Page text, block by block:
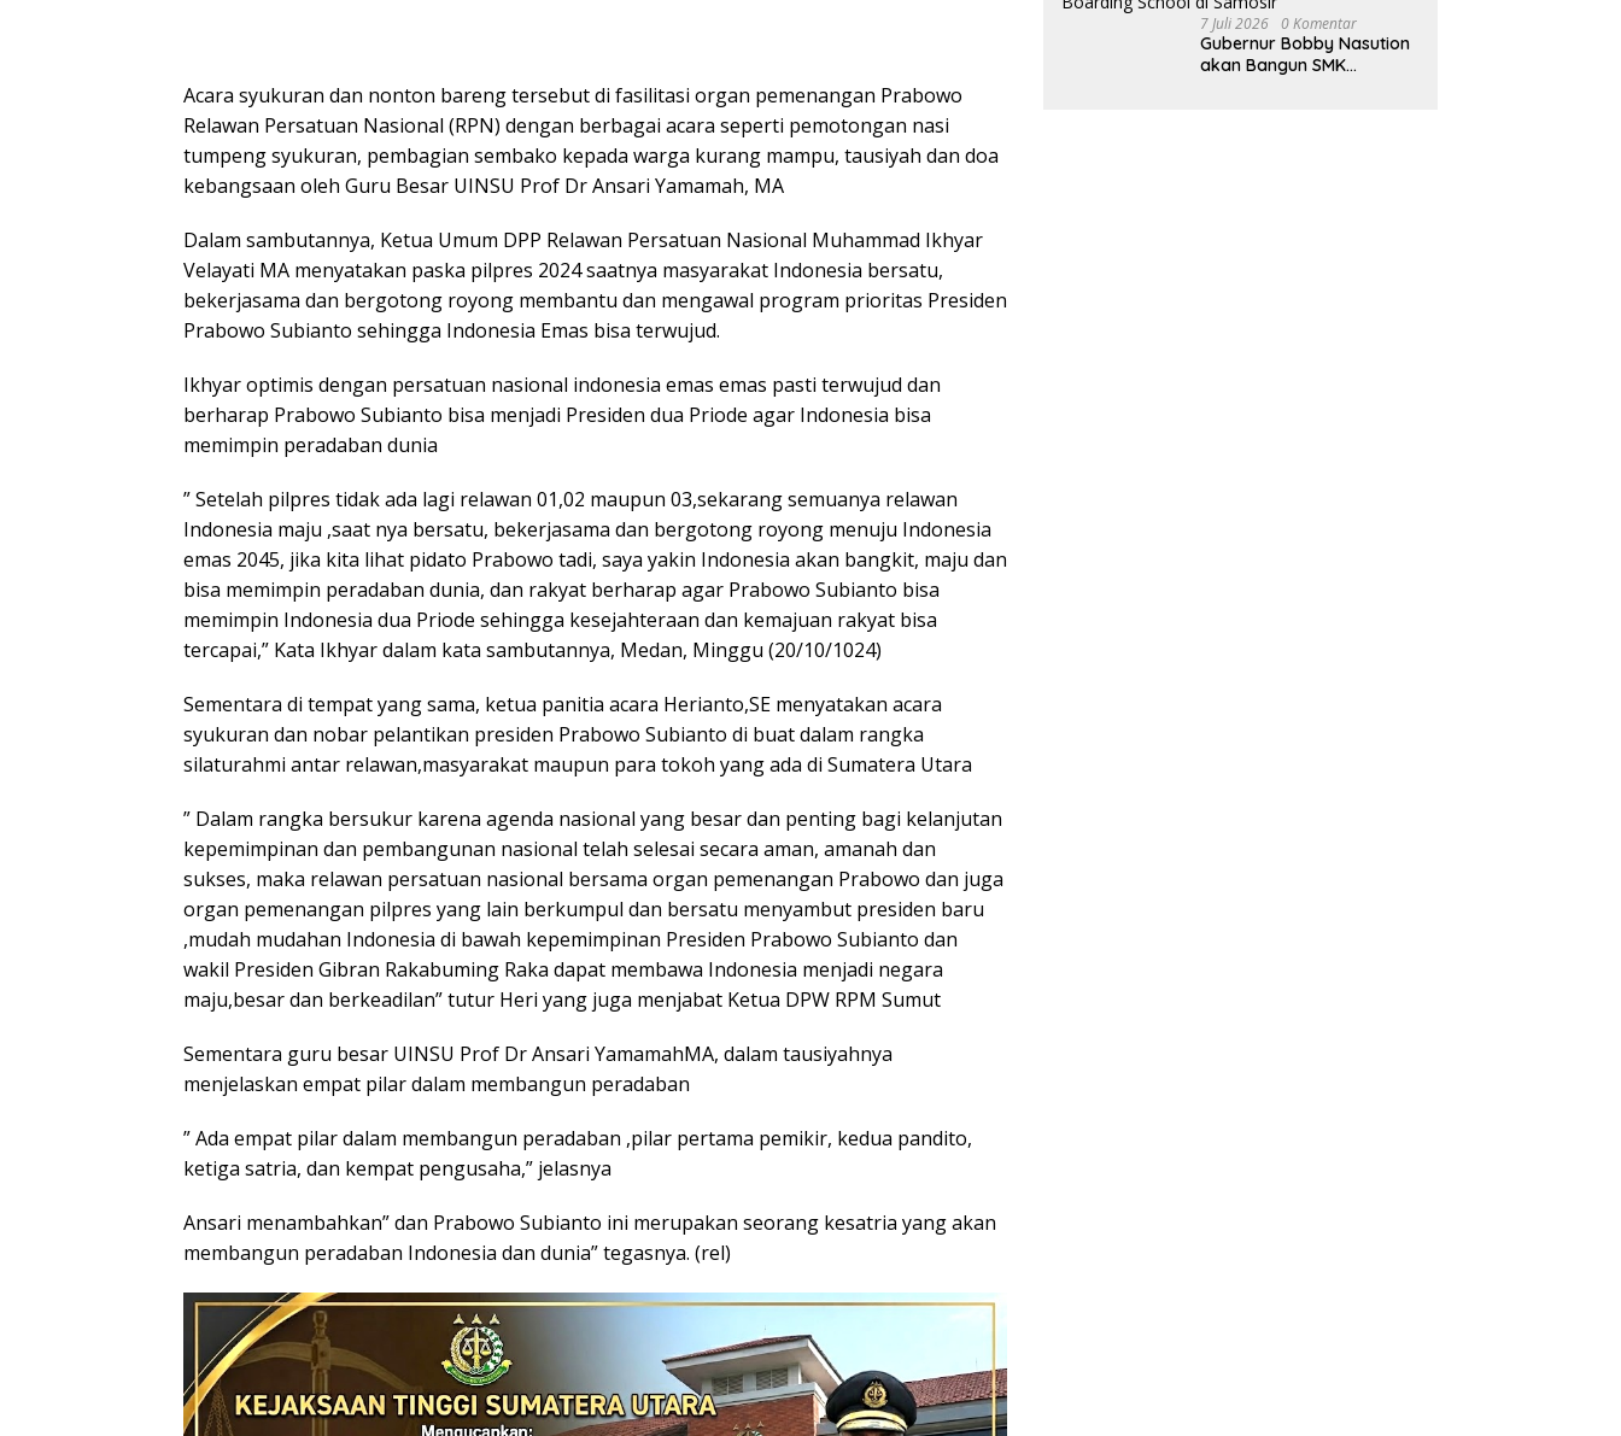
Acara syukuran dan nonton bareng tersebut di fasilitasi organ pemenangan Prabowo
Relawan Persatuan Nasional (RPN) dengan berbagai acara seperti pemotongan nasi
tumpeng syukuran, pembagian sembako kepada warga kurang mampu, tausiyah dan doa
kebangsaan oleh Guru Besar UINSU Prof Dr Ansari Yamamah, MA
Dalam sambutannya, Ketua Umum DPP Relawan Persatuan Nasional Muhammad Ikhyar
Velayati MA menyatakan paska pilpres 2024 saatnya masyarakat Indonesia bersatu,
bekerjasama dan bergotong royong membantu dan mengawal program prioritas Presiden
Prabowo Subianto sehingga Indonesia Emas bisa terwujud.
Ikhyar optimis dengan persatuan nasional indonesia emas emas pasti terwujud dan
berharap Prabowo Subianto bisa menjadi Presiden dua Priode agar Indonesia bisa
memimpin peradaban dunia
” Setelah pilpres tidak ada lagi relawan 01,02 maupun 03,sekarang semuanya relawan
Indonesia maju ,saat nya bersatu, bekerjasama dan bergotong royong menuju Indonesia
emas 2045, jika kita lihat pidato Prabowo tadi, saya yakin Indonesia akan bangkit, maju dan
bisa memimpin peradaban dunia, dan rakyat berharap agar Prabowo Subianto bisa
memimpin Indonesia dua Priode sehingga kesejahteraan dan kemajuan rakyat bisa
tercapai,” Kata Ikhyar dalam kata sambutannya, Medan, Minggu (20/10/1024)
Sementara di tempat yang sama, ketua panitia acara Herianto,SE menyatakan acara
syukuran dan nobar pelantikan presiden Prabowo Subianto di buat dalam rangka
silaturahmi antar relawan,masyarakat maupun para tokoh yang ada di Sumatera Utara
” Dalam rangka bersukur karena agenda nasional yang besar dan penting bagi kelanjutan
kepemimpinan dan pembangunan nasional telah selesai secara aman, amanah dan
sukses, maka relawan persatuan nasional bersama organ pemenangan Prabowo dan juga
organ pemenangan pilpres yang lain berkumpul dan bersatu menyambut presiden baru
,mudah mudahan Indonesia di bawah kepemimpinan Presiden Prabowo Subianto dan
wakil Presiden Gibran Rakabuming Raka dapat membawa Indonesia menjadi negara
maju,besar dan berkeadilan” tutur Heri yang juga menjabat Ketua DPW RPM Sumut
Sementara guru besar UINSU Prof Dr Ansari YamamahMA, dalam tausiyahnya
menjelaskan empat pilar dalam membangun peradaban
” Ada empat pilar dalam membangun peradaban ,pilar pertama pemikir, kedua pandito,
ketiga satria, dan kempat pengusaha,” jelasnya
Ansari menambahkan” dan Prabowo Subianto ini merupakan seorang kesatria yang akan
membangun peradaban Indonesia dan dunia” tegasnya. (rel)
7 Juli 2026 0 Komentar
Gubernur Bobby Nasution
akan Bangun SMK